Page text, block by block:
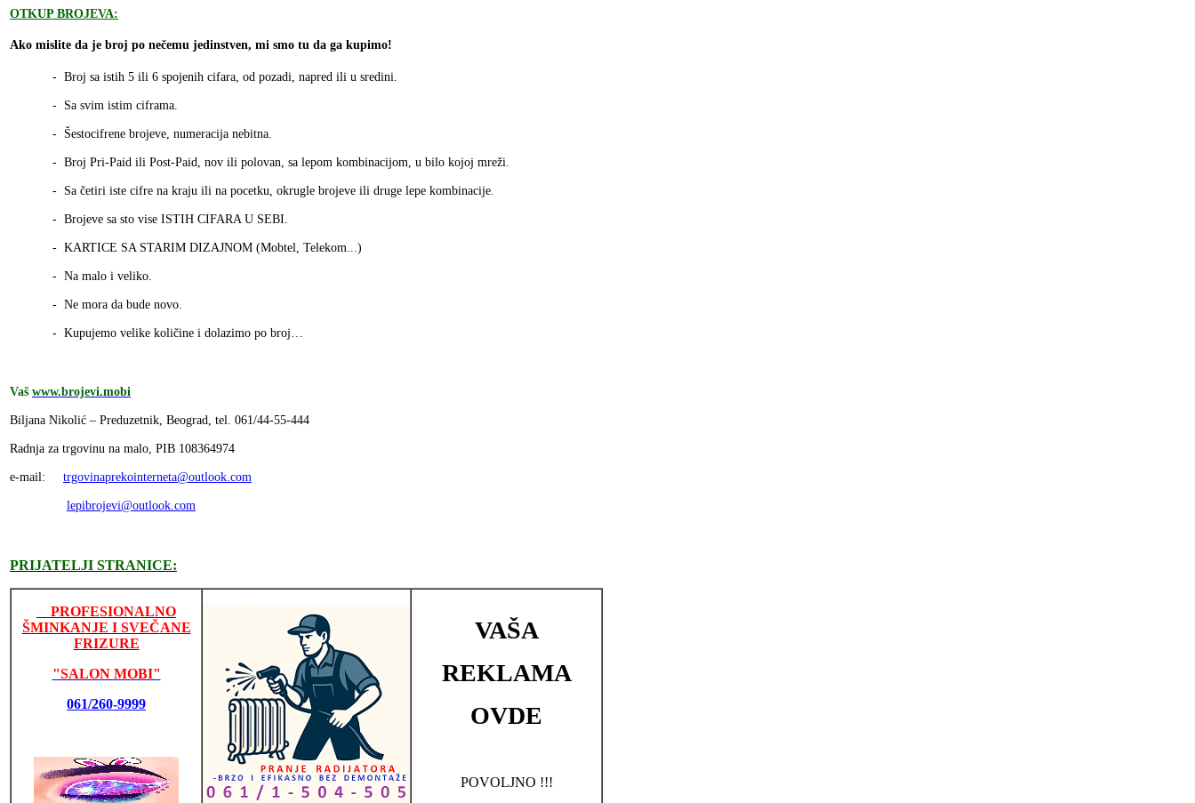
OTKUP BROJEVA:
Ako mislite da je broj po nečemu jedinstven, mi smo tu da ga kupimo!
- Broj sa istih 5 ili 6 spojenih cifara, od pozadi, napred ili u sredini.
- Sa svim istim ciframa.
- Šestocifrene brojeve, numeracija nebitna.
- Broj Pri-Paid ili Post-Paid, nov ili polovan, sa lepom kombinacijom, u bilo kojoj mreži.
- Sa četiri iste cifre na kraju ili na pocetku, okrugle brojeve ili druge lepe kombinacije.
- Brojeve sa sto vise ISTIH CIFARA U SEBI.
- KARTICE SA STARIM DIZAJNOM (Mobtel, Telekom...)
- Na malo i veliko.
- Ne mora da bude novo.
- Kupujemo velike količine i dolazimo po broj…
Vaš www.brojevi.mobi
Biljana Nikolić – Preduzetnik, Beograd, tel. 061/44-55-444
Radnja za trgovinu na malo, PIB 108364974
e-mail: trgovinaprekointerneta@outlook.com
lepibrojevi@outlook.com
PRIJATELJI STRANICE:
PROFESIONALNO
ŠMINKANJE I SVEČANE
FRIZURE
"SALON MOBI"
061/260-9999
VAŠA
REKLAMA
OVDE
POVOLJNO !!!